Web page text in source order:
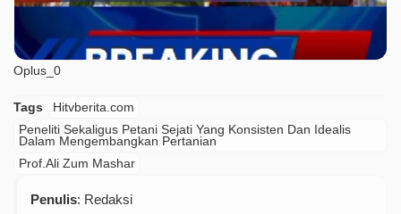
Oplus_0
Tags
Hitvberita.com
Peneliti Sekaligus Petani Sejati Yang Konsisten Dan Idealis
Dalam Mengembangkan Pertanian
Prof.Ali Zum Mashar
Penulis: Redaksi